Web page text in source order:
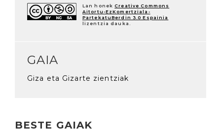
Lan honek Creative Commons
Aitortu-EzKomertziala-
PartekatuBerdin 3.0 Espainia
lizentzia dauka.
GAIA
Giza eta Gizarte zientziak
BESTE GAIAK